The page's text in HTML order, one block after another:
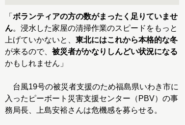
「 ボランティアの方の数がまったく足りていませ
ん。浸水した家屋の清掃作業のスピードをもっと
上げていかないと、 東北にはこれから本格的な冬
が来るので、 被災者がかなりしんどい状況になる
かもしれません」
台風19号の被災者支援のため福島県いわき市に
入ったピーボート災害支援センター（PBV）の事
務局長、上島安裕さんは危機感を募らせる。